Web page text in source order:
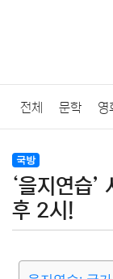
전체 문학 영
법률
질병 가요
국방
‘을지연습
후 2시!